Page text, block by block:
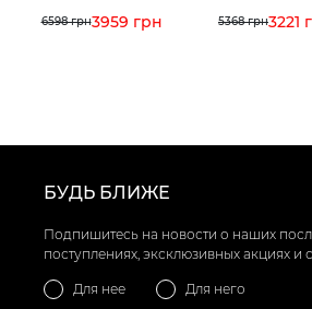
6598 грн3959 грн 5368 грн3221
БУДЬ БЛИЖЕ
Подпишитесь на новости о наших
поступлениях, эксклюзивных акциях и
Для нее Для него